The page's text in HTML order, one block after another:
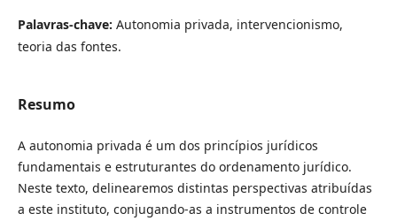
Palavras-chave: Autonomia privada, intervencionismo,
teoria das fontes.
Resumo
A autonomia privada é um dos princípios jurídicos
fundamentais e estruturantes do ordenamento jurídico.
Neste texto, delinearemos distintas perspectivas atribuídas
a este instituto, conjugando-as a instrumentos de controle